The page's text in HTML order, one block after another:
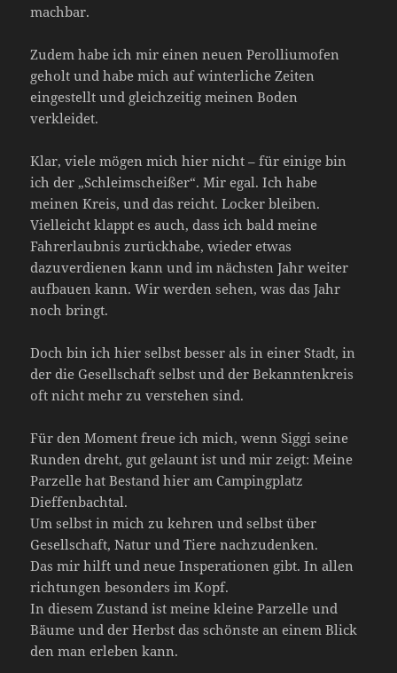
machbar.
Zudem habe ich mir einen neuen Perolliumofen
geholt und habe mich auf winterliche Zeiten
eingestellt und gleichzeitig meinen Boden
verkleidet.
Klar, viele mögen mich hier nicht – für einige bin
ich der „Schleimscheißer“. Mir egal. Ich habe
meinen Kreis, und das reicht. Locker bleiben.
Vielleicht klappt es auch, dass ich bald meine
Fahrerlaubnis zurückhabe, wieder etwas
dazuverdienen kann und im nächsten Jahr weiter
aufbauen kann. Wir werden sehen, was das Jahr
noch bringt.
Doch bin ich hier selbst besser als in einer Stadt, in
der die Gesellschaft selbst und der Bekanntenkreis
oft nicht mehr zu verstehen sind.
Für den Moment freue ich mich, wenn Siggi seine
Runden dreht, gut gelaunt ist und mir zeigt: Meine
Parzelle hat Bestand hier am Campingplatz
Dieffenbachtal.
Um selbst in mich zu kehren und selbst über
Gesellschaft, Natur und Tiere nachzudenken.
Das mir hilft und neue Insperationen gibt. In allen
richtungen besonders im Kopf.
In diesem Zustand ist meine kleine Parzelle und
Bäume und der Herbst das schönste an einem Blick
den man erleben kann.